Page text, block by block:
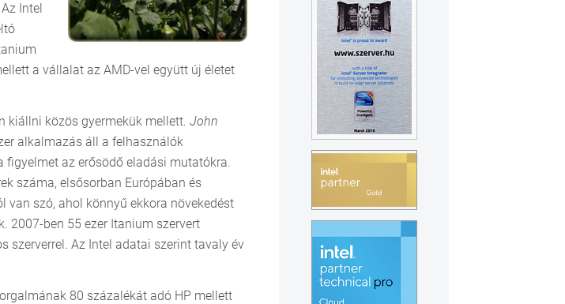
Intel
a vállalat az AMD-vel együtt új életet
kiállni közös gyermekük mellett. John
alkalmazás áll a felhasználók
figyelmet az erősödő eladási mutatókra.
száma, elsősorban Európában és
szó, ahol könnyű ekkora növekedést
2007-ben 55 ezer Itanium szervert
szerverrel. Az Intel adatai szerint tavaly év
80 százalékát adó HP mellett